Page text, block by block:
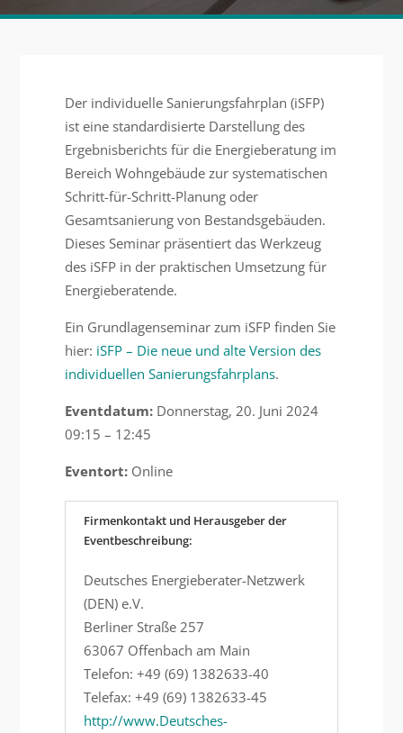
Der individuelle Sanierungsfahrplan (iSFP)
ist eine standardisierte Darstellung des
Ergebnisberichts für die Energieberatung im
Bereich Wohngebäude zur systematischen
Schritt-für-Schritt-Planung oder
Gesamtsanierung von Bestandsgebäuden.
Dieses Seminar präsentiert das Werkzeug
des iSFP in der praktischen Umsetzung für
Energieberatende.
Ein Grundlagenseminar zum iSFP finden Sie
hier: iSFP – Die neue und alte Version des
individuellen Sanierungsfahrplans.
Eventdatum:Donnerstag, 20. Juni 2024
09:15 – 12:45
Eventort:Online
Firmenkontakt und Herausgeber der
Eventbeschreibung:
Deutsches Energieberater-Netzwerk
(DEN) e.V.
Berliner Straße 257
63067 Offenbach am Main
Telefon: +49 (69) 1382633-40
Telefax: +49 (69) 1382633-45
http://www.Deutsches-